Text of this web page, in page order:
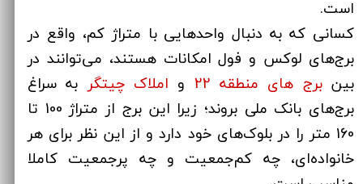
است.
کسانی که به دنبال واحدهایی با متراژ کم، واقع در
برج‌های لوکس و فول امکانات هستند، می‌توانند در
بینبرج‌ های منطقه 22 و املاک چیتگربه سراغ
برج‌های بانک ملی بروند؛ زیرا این برج از متراژ 100 تا
160 متر را در بلوک‌های خود دارد و از این نظر برای هر
خانواده‌ای، چه کم‌جمعیت و چه پرجمعیت کاملا